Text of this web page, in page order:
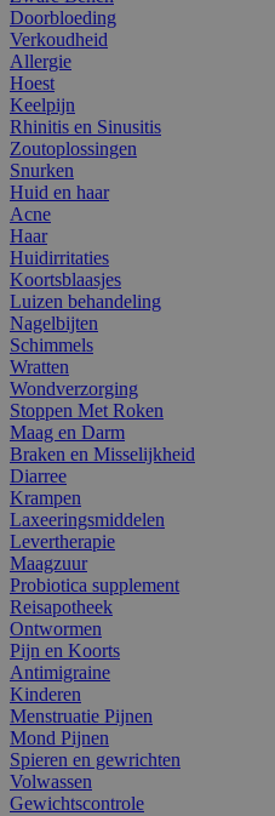
Doorbloeding
Verkoudheid
Allergie
Hoest
Keelpijn
Rhinitis en Sinusitis
Zoutoplossingen
Snurken
Huid en haar
Acne
Haar
Huidirritaties
Koortsblaasjes
Luizen behandeling
Nagelbijten
Schimmels
Wratten
Wondverzorging
Stoppen Met Roken
Maag en Darm
Braken en Misselijkheid
Diarree
Krampen
Laxeeringsmiddelen
Levertherapie
Maagzuur
Probiotica supplement
Reisapotheek
Ontwormen
Pijn en Koorts
Antimigraine
Kinderen
Menstruatie Pijnen
Mond Pijnen
Spieren en gewrichten
Volwassen
Gewichtscontrole